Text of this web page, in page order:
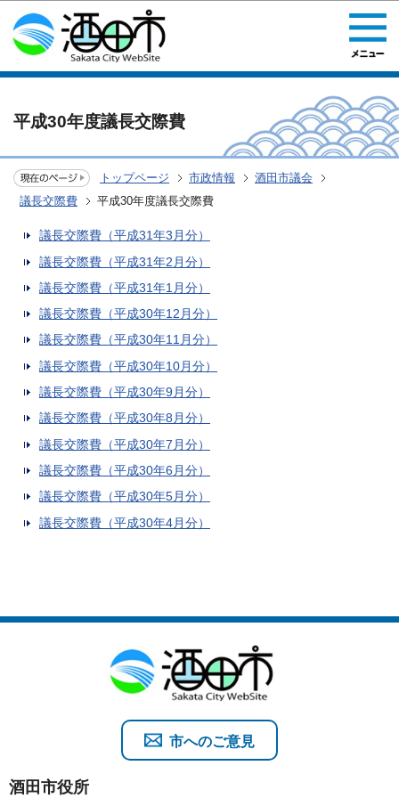
このページの本文へ移動
平成30年度議長交際費
トップページ 市政情報
酒田市議会
議長交際費
平成30年度議長交際費
議長交際費（平成31年3月分）
議長交際費（平成31年2月分）
議長交際費（平成31年1月分）
議長交際費（平成30年12月分）
議長交際費（平成30年11月分）
議長交際費（平成30年10月分）
議長交際費（平成30年9月分）
議長交際費（平成30年8月分）
議長交際費（平成30年7月分）
議長交際費（平成30年6月分）
議長交際費（平成30年5月分）
議長交際費（平成30年4月分）
酒田市役所
市へのご意見